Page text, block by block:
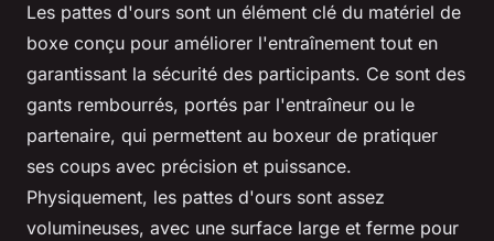
Les pattes d'ours sont un élément clé du matériel de
boxe conçu pour améliorer l'entraînement tout en
garantissant la sécurité des participants. Ce sont des
gants rembourrés, portés par l'entraîneur ou le
partenaire, qui permettent au boxeur de pratiquer
ses coups avec précision et puissance.
Physiquement, les pattes d'ours sont assez
volumineuses, avec une surface large et ferme pour